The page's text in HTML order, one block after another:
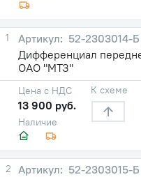
1
52-2303014-
Дифференциал
ОАО "МТЗ"
Наличие
Цена с НДС
13 900 руб.
К схеме
2
52-2303015-